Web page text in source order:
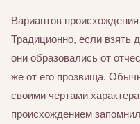
Вариантов
Традиционно, если взять
они образовались от
же от его прозвища.
своими чертами
происхождением